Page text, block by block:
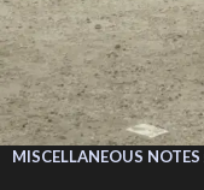
MISCELLANEOUS